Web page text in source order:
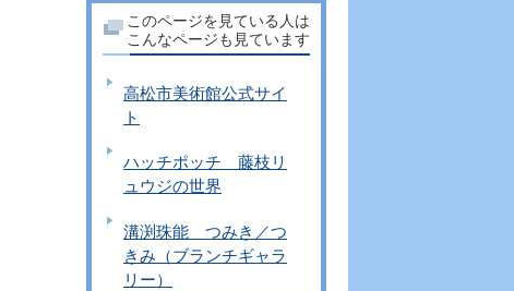
このページを見ている人は
こんなページも見ています
高松市美術館公式サイ
ト
ハッチポッチ 藤枝リ
ュウジの世界
溝渕珠能 つみき／つ
きみ（ブランチギャラ
リー）